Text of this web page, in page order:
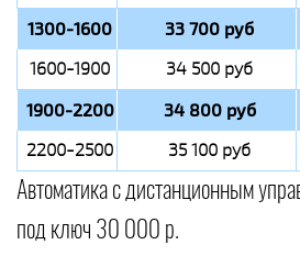
1300-1600 33 700 руб
1600-1900 34 500 руб
1900-2200 34 800 руб
2200-2500 35 100 руб
Автоматика с дистанционным
под ключ 30 000 р.